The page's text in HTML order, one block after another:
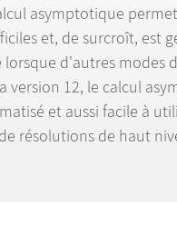
asymptotique
et, de surcroît, est g
lorsque d'autres modes
version 12, le calcul
é et aussi facile à
résolutions de haut